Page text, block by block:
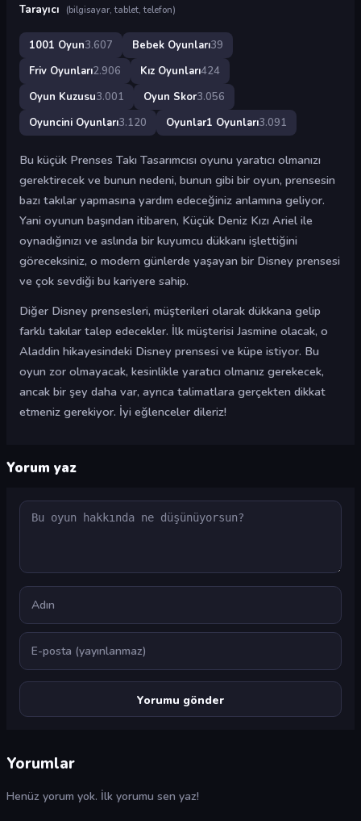
Tarayıcı
(bilgisayar, tablet, telefon)
1001 Oyun3.607 Bebek Oyunları39
Friv Oyunları2.906 Kız Oyunları424
Oyun Kuzusu3.001 Oyun Skor3.056
Oyuncini Oyunları3.120 Oyunlar1 Oyunları3.091
Bu küçük Prenses Takı Tasarımcısı oyunu yaratıcı olmanızı
gerektirecek ve bunun nedeni, bunun gibi bir oyun, prensesin
bazı takılar yapmasına yardım edeceğiniz anlamına geliyor.
Yani oyunun başından itibaren, Küçük Deniz Kızı Ariel ile
oynadığınızı ve aslında bir kuyumcu dükkanı işlettiğini
göreceksiniz, o modern günlerde yaşayan bir Disney prensesi
ve çok sevdiği bu kariyere sahip.
Diğer Disney prensesleri, müşterileri olarak dükkana gelip
farklı takılar talep edecekler. İlk müşterisi Jasmine olacak, o
Aladdin hikayesindeki Disney prensesi ve küpe istiyor. Bu
oyun zor olmayacak, kesinlikle yaratıcı olmanız gerekecek,
ancak bir şey daha var, ayrıca talimatlara gerçekten dikkat
etmeniz gerekiyor. İyi eğlenceler dileriz!
Yorum yaz
Yorum
Ad
E-posta
Yorumlar
Henüz yorum yok. İlk yorumu sen yaz!